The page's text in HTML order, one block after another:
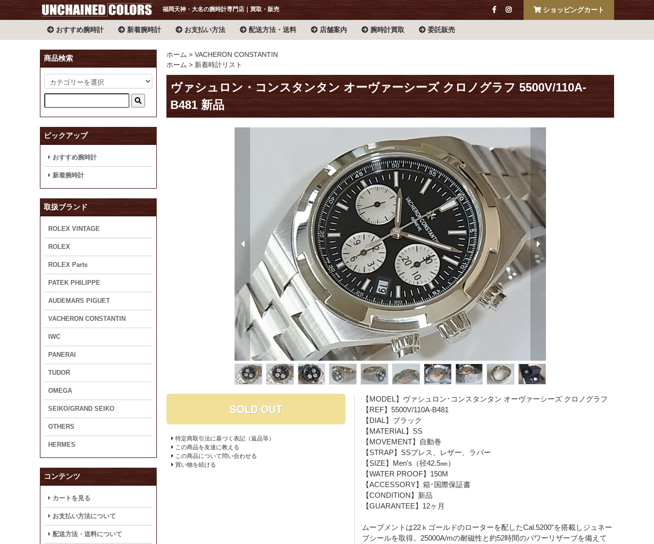
福岡天神・大名の腕時計専門店｜買取・販売 ショッピングカート
おすすめ腕時計 新着腕時計 お支払い方法 配送方法・送料 店舗案内 腕時計買取 委託販売
ホーム
VACHERON CONSTANTIN
ホーム
新着時計リスト
ヴァシュロン・コンスタンタン オーヴァーシーズ クロノグラフ 5500V/110A-
B481 新品
【MODEL】ヴァシュロン･コンスタンタン オーヴァーシーズ クロノグラフ
【REF】5500V/110A-B481
【DIAL】ブラック
【MATERIAL】SS
【MOVEMENT】自動巻
【STRAP】SSブレス、レザー、ラバー
【SIZE】Men's（径42.5㎜）
【WATER PROOF】150M
【ACCESSORY】箱･国際保証書
【CONDITION】新品
【GUARANTEE】12ヶ月
ムーブメントは22ｋゴールドのローターを配したCal.5200”を搭載しジュネー
ブシールを取得。25000A/mの耐磁性と約52時間のパワーリザーブを備えて
SOLD OUT
特定商取引法に基づく表記（返品等）
この商品を友達に教える
この商品について問い合わせる
買い物を続ける
商品検索
ピックアップ
おすすめ腕時計
新着腕時計
取扱ブランド
ROLEX VINTAGE
ROLEX
ROLEX Parts
PATEK PHILIPPE
AUDEMARS PIGUET
VACHERON CONSTANTIN
IWC
PANERAI
TUDOR
OMEGA
SEIKO/GRAND SEIKO
OTHERS
HERMES
コンテンツ
カートを見る
お支払い方法について
配送方法・送料について